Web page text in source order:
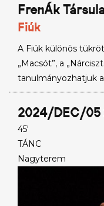
FrenÁk
Fiúk
A Fiúk különös
„Macsót”, a
tanulmányozhatjuk
2024/DEC/05
45'
TÁNC
Nagyterem